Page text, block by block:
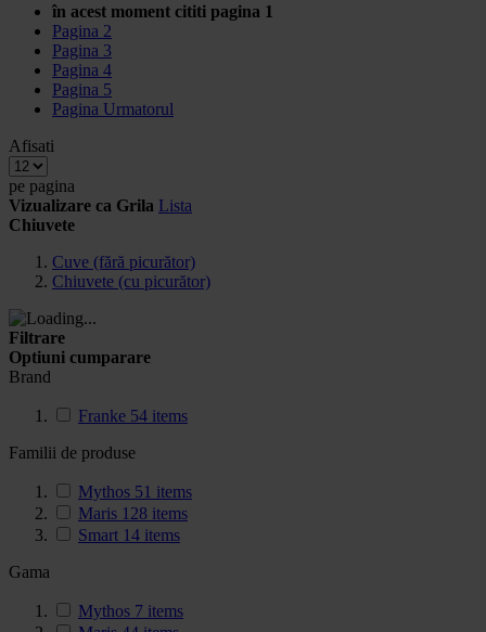
în acest moment cititi pagina 1
Pagina 2
Pagina 3
Pagina 4
Pagina 5
Pagina Urmatorul
Afisati
pe pagina
Vizualizare ca Grila Lista
Chiuvete
Cuve (fără picurător)
Chiuvete (cu picurător)
Filtrare
Optiuni cumparare
Brand
Franke 54 items
Familii de produse
Mythos 51 items
Maris 128 items
Smart 14 items
Gama
Mythos 7 items